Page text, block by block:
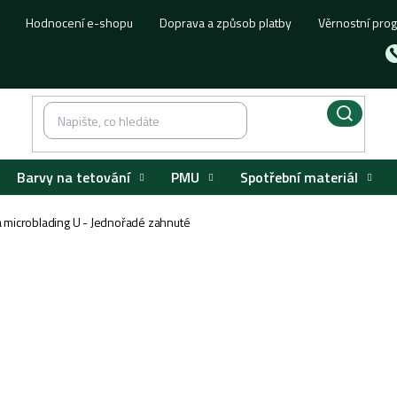
Hodnocení e-shopu Doprava a způsob platby Věrnostní
Barvy na tetování PMU Spotřební materiál
microblading U - Jednořadé zahnuté